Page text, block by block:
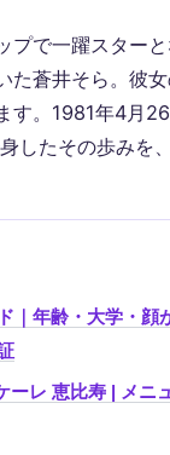
プで一躍スター
た蒼井そら。彼
す。1981年4月
したその歩みを
｜年齢・大学・顔
ーレ 恵比寿 | メニ